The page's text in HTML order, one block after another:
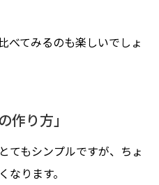
べてみるのも楽しいでしょ
作り方」
てもシンプルですが、ちょ
ります。